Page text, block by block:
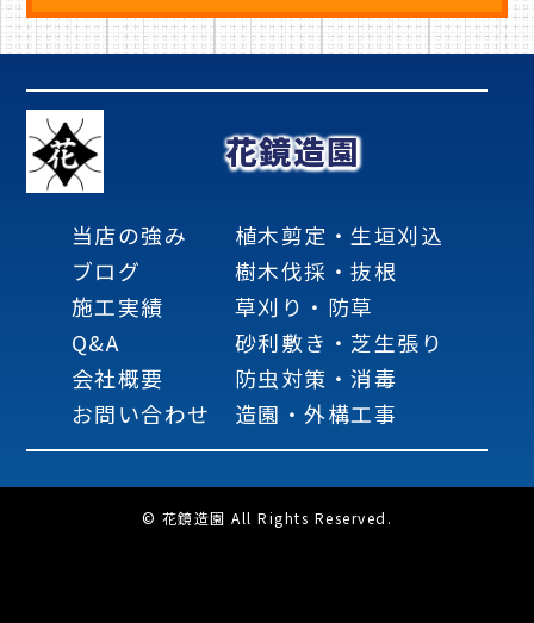
花鏡造園
当店の強み
ブログ
施工実績
Q&A
会社概要
お問い合わせ
植木剪定・生垣刈込
樹木伐採・抜根
草刈り・防草
砂利敷き・芝生張り
防虫対策・消毒
造園・外構工事
© 花鏡造園 All Rights Reserved.